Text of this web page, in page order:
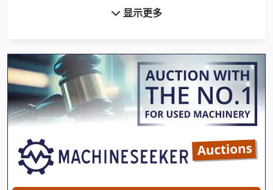
汽车
汽车 拖车
汽车 起重机
汽车起重机
起重机 轨道
显示更多